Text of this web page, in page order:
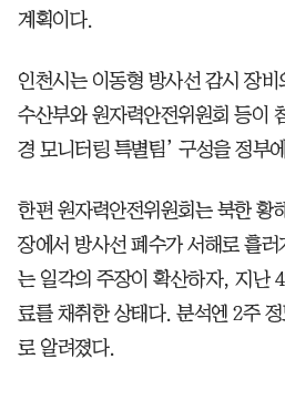
계획이다.
인천시는 이동형 방사선 감시 장
수산부와 원자력안전위원회 등이
경 모니터링 특별팀’ 구성을 정부
한편 원자력안전위원회는 북한 황
장에서 방사선 폐수가 서해로 흘
는 일각의 주장이 확산하자, 지난
료를 채취한 상태다. 분석엔 2주
로 알려졌다.